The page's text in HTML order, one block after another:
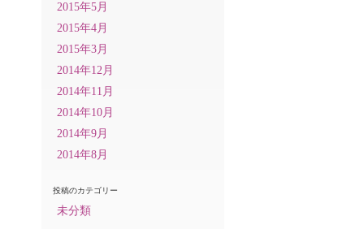
2015年5月
2015年4月
2015年3月
2014年12月
2014年11月
2014年10月
2014年9月
2014年8月
投稿のカテゴリー
未分類